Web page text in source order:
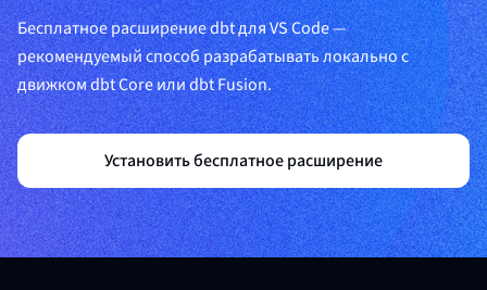
Бесплатное расширение dbt для VS Code —
рекомендуемый способ разрабатывать локально с
движком dbt Core или dbt Fusion.
Установить бесплатное расширение